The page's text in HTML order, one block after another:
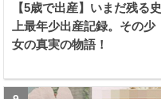
【5歳で出産】いまだ残る史
上最年少出産記録。その少
女の真実の物語！